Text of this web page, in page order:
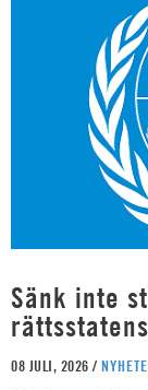
Sänk inte
08 JULI, 2026 /